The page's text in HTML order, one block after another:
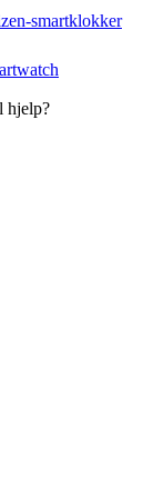
smartklokker
hjelp?